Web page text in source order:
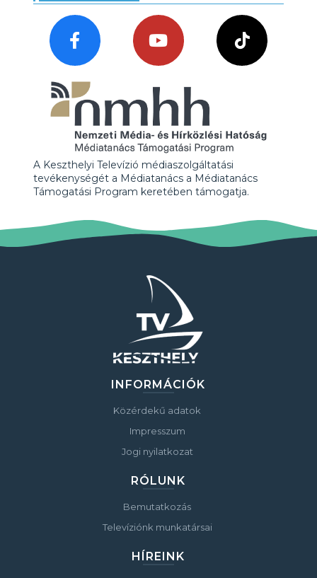
A Keszthelyi Televízió médiaszolgáltatási
tevékenységét a Médiatanács a Médiatanács
Támogatási Program keretében támogatja.
INFORMÁCIÓK
Közérdekű adatok
Impresszum
Jogi nyilatkozat
RÓLUNK
Bemutatkozás
Televíziónk munkatársai
HÍREINK